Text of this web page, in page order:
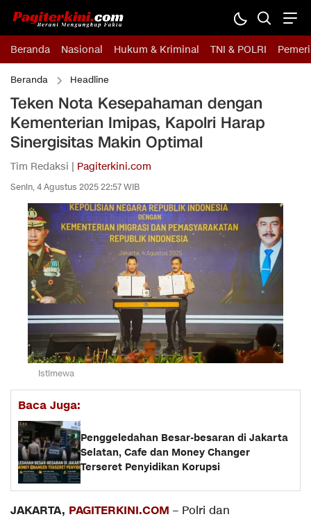
Beranda Nasional Hukum & Kriminal TNI & POLRI
Beranda Headline
Teken Nota Kesepahaman dengan
Kementerian Imipas, Kapolri Harap
Sinergisitas Makin Optimal
Tim Redaksi | Pagiterkini.com
Senin, 4 Agustus 2025 22:57 WIB
Istimewa
Baca Juga:
Penggeledahan Besar-besaran di Jakarta
Selatan, Cafe dan Money Changer
Terseret Penyidikan Korupsi
JAKARTA, PAGITERKINI.COM – Polri dan